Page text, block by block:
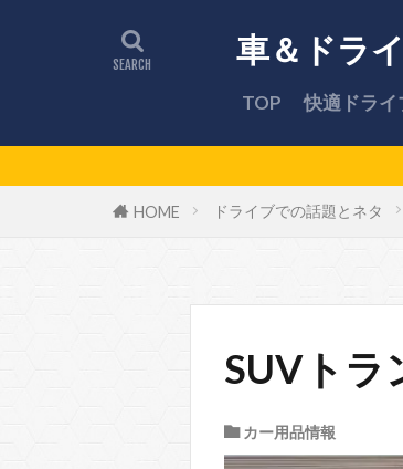
車＆ドラ
TOP 快適ドライ
最新
HOME ドライブでの話題とネタ
SUVトラ
カー用品情報